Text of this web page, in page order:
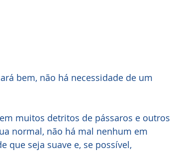
bem, não há necessidade de um
muitos detritos de pássaros e outros
normal, não há mal nenhum em
que seja suave e, se possível,